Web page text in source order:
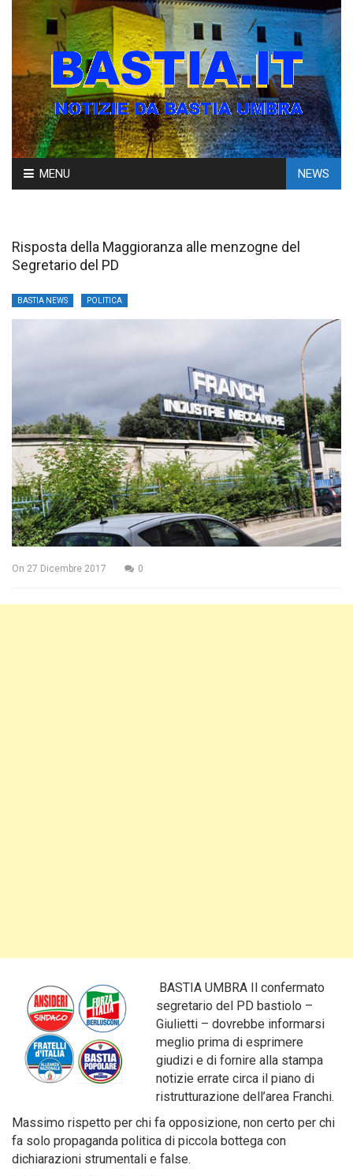
Skip
to
MENU NEWS
Risposta della Maggioranza alle menzogne del
Segretario del PD
BASTIA NEWS POLITICA
On 27 Dicembre 2017 0
BASTIA UMBRA Il confermato
segretario del PD bastiolo –
Giulietti – dovrebbe informarsi
meglio prima di esprimere
giudizi e di fornire alla stampa
notizie errate circa il piano di
ristrutturazione dell’area Franchi.
Massimo rispetto per chi fa opposizione, non certo per chi
fa solo propaganda politica di piccola bottega con
dichiarazioni strumentali e false.